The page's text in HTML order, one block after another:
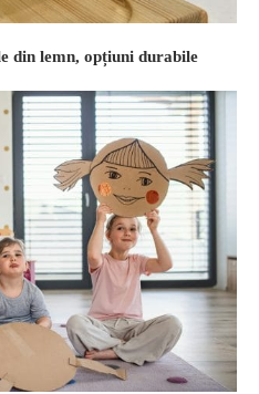
din lemn, opțiuni durabile